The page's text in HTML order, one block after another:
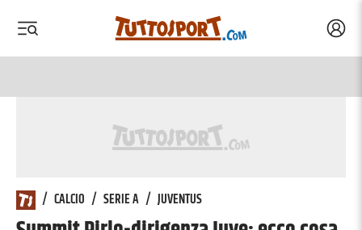
/ CALCIO / SERIE A / JUVENTUS